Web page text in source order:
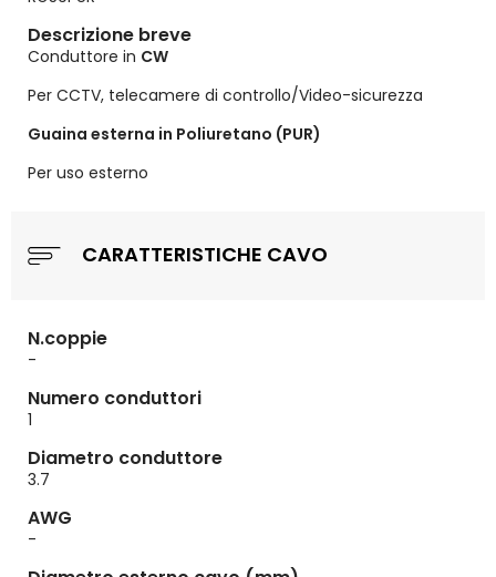
Descrizione breve
Conduttore in CW
Per CCTV, telecamere di controllo/Video-sicurezza
Guaina esterna in Poliuretano (PUR)
Per uso esterno
CARATTERISTICHE CAVO
N.coppie
-
Numero conduttori
1
Diametro conduttore
3.7
AWG
-